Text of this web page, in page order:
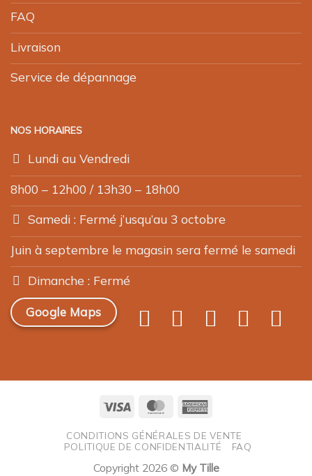
FAQ
Livraison
Service de dépannage
NOS HORAIRES
Lundi au Vendredi
8h00 – 12h00 / 13h30 – 18h00
Samedi : Fermé j’usqu’au 3 octobre
Juin à septembre le magasin sera fermé le samedi
Dimanche : Fermé
Google Maps
Visa MasterCard
CONDITIONS GÉNÉRALES DE VENTE
POLITIQUE DE CONFIDENTIALITÉ
FAQ
Copyright 2026 © My Tille